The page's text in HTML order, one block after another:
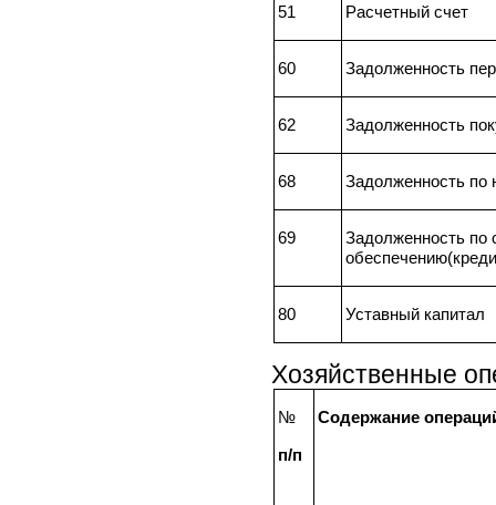
51 Расчетный счет
60 Задолженность
62 Задолженность
68 Задолженность по
69
Задолженность по
80 Уставный капитал
Хозяйственные
№
п/п
Содержание